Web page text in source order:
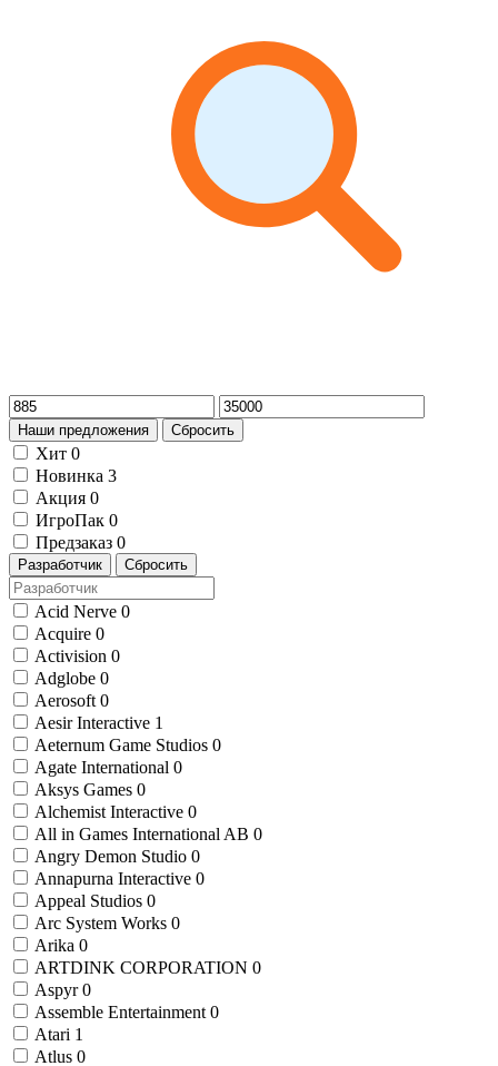
Наши предложения Сбросить
Хит 0
Новинка 3
Акция 0
ИгроПак 0
Предзаказ 0
Разработчик Сбросить
Acid Nerve 0
Acquire 0
Activision 0
Adglobe 0
Aerosoft 0
Aesir Interactive 1
Aeternum Game Studios 0
Agate International 0
Aksys Games 0
Alchemist Interactive 0
All in Games International AB 0
Angry Demon Studio 0
Annapurna Interactive 0
Appeal Studios 0
Arc System Works 0
Arika 0
ARTDINK CORPORATION 0
Aspyr 0
Assemble Entertainment 0
Atari 1
Atlus 0